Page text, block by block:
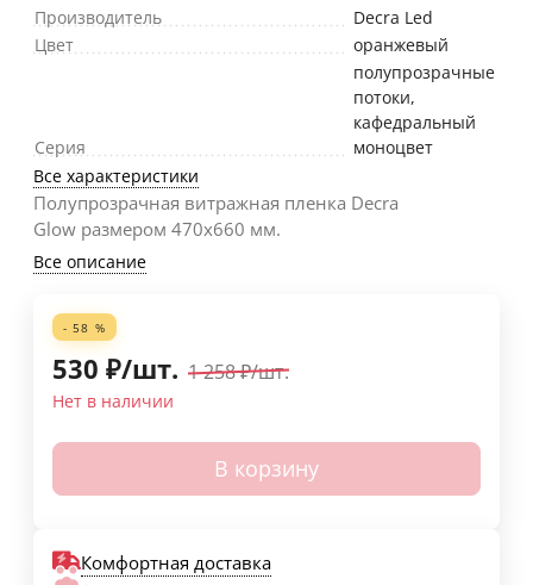
Производитель
Decra Led
Цвет
оранжевый
Серия
полупрозрачные
потоки,
кафедральный
моноцвет
Все характеристики
Полупрозрачная витражная пленка Decra
Glow размером 470х660 мм.
Все описание
- 58 %
530 ₽/шт. 1 258₽/шт.
Нет в наличии
В корзину
Комфортная доставка